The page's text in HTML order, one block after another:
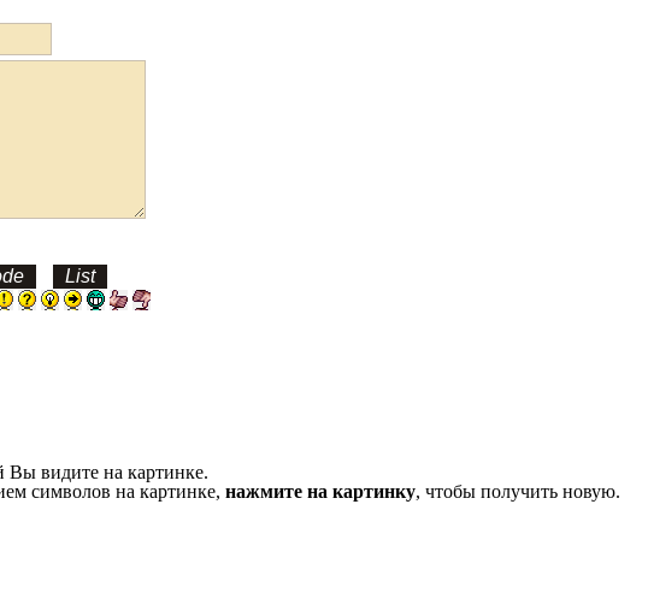
Вы видите на картинке.
символов на картинке, нажмите на картинку, чтобы получить новую.